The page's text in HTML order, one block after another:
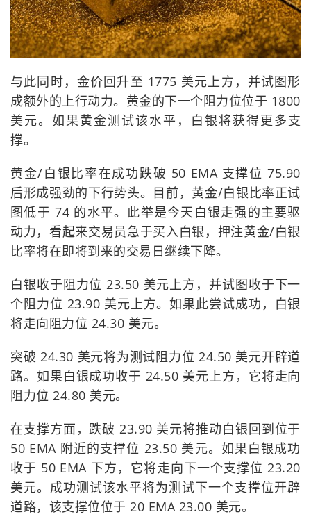
与此同时，金价回升至 1775 美元上方，并试图形
成额外的上行动力。黄金的下一个阻力位位于 1800
美元。如果黄金测试该水平，白银将获得更多支
撑。
黄金/白银比率在成功跌破 50 EMA 支撑位 75.90
后形成强劲的下行势头。目前，黄金/白银比率正试
图低于 74 的水平。此举是今天白银走强的主要驱
动力，看起来交易员急于买入白银，押注黄金/白银
比率将在即将到来的交易日继续下降。
白银收于阻力位 23.50 美元上方，并试图收于下一
个阻力位 23.90 美元上方。如果此尝试成功，白银
将走向阻力位 24.30 美元。
突破 24.30 美元将为测试阻力位 24.50 美元开辟道
路。如果白银成功收于 24.50 美元上方，它将走向
阻力位 24.80 美元。
在支撑方面，跌破 23.90 美元将推动白银回到位于
50 EMA 附近的支撑位 23.50 美元。如果白银成功
收于 50 EMA 下方，它将走向下一个支撑位 23.20
美元。成功测试该水平将为测试下一个支撑位开辟
道路，该支撑位位于 20 EMA 23.00 美元。